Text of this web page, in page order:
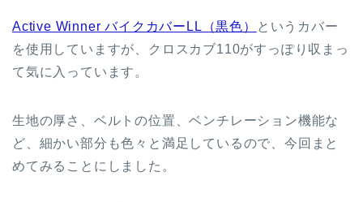
Active Winner バイクカバーLL（黒色）
というカバー
を使用していますが、クロスカブ110がすっぽり収まっ
て気に入っています。
生地の厚さ、ベルトの位置、ベンチレーション機能な
ど、細かい部分も色々と満足しているので、今回まと
めてみることにしました。